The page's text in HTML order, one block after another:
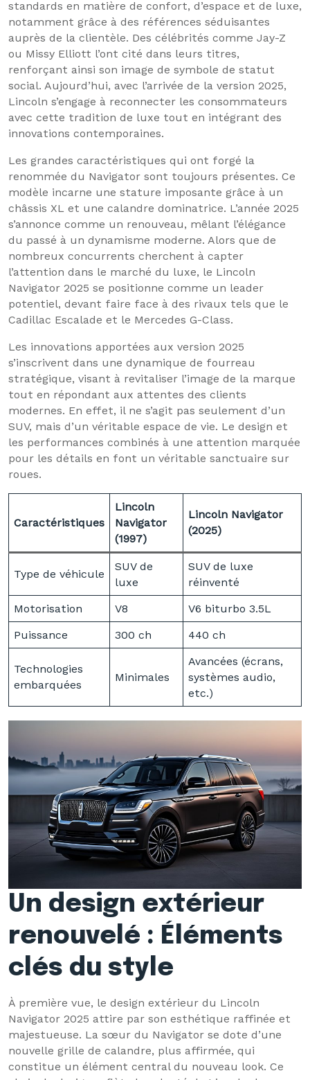
standards en matière de confort, d’espace et de luxe,
notamment grâce à des références séduisantes
auprès de la clientèle. Des célébrités comme Jay-Z
ou Missy Elliott l’ont cité dans leurs titres,
renforçant ainsi son image de symbole de statut
social. Aujourd’hui, avec l’arrivée de la version 2025,
Lincoln s’engage à reconnecter les consommateurs
avec cette tradition de luxe tout en intégrant des
innovations contemporaines.
Les grandes caractéristiques qui ont forgé la
renommée du Navigator sont toujours présentes. Ce
modèle incarne une stature imposante grâce à un
châssis XL et une calandre dominatrice. L’année 2025
s’annonce comme un renouveau, mêlant l’élégance
du passé à un dynamisme moderne. Alors que de
nombreux concurrents cherchent à capter
l’attention dans le marché du luxe, le Lincoln
Navigator 2025 se positionne comme un leader
potentiel, devant faire face à des rivaux tels que le
Cadillac Escalade et le Mercedes G-Class.
Les innovations apportées aux version 2025
s’inscrivent dans une dynamique de fourreau
stratégique, visant à revitaliser l’image de la marque
tout en répondant aux attentes des clients
modernes. En effet, il ne s’agit pas seulement d’un
SUV, mais d’un véritable espace de vie. Le design et
les performances combinés à une attention marquée
pour les détails en font un véritable sanctuaire sur
roues.
Caractéristiques
Lincoln
Navigator
(1997)
Lincoln Navigator
(2025)
Type de véhicule
SUV de
luxe
SUV de luxe
réinventé
Motorisation
V8
V6 biturbo 3.5L
Puissance
300 ch 440 ch
Technologies
embarquées
Minimales
Avancées (écrans,
systèmes audio,
etc.)
Un design extérieur
renouvelé : Éléments
clés du style
À première vue, le design extérieur du Lincoln
Navigator 2025 attire par son esthétique raffinée et
majestueuse. La sœur du Navigator se dote d’une
nouvelle grille de calandre, plus affirmée, qui
constitue un élément central du nouveau look. Ce